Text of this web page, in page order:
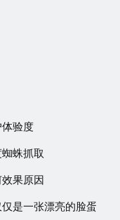
验度
蛛抓取
果原因
是一张漂亮的脸蛋